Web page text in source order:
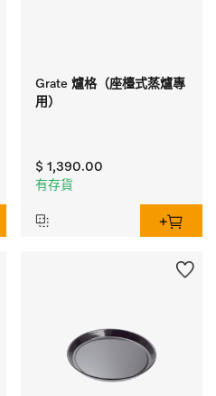
Grate 爐格（座檯式蒸爐專
用）
$ 1,390.00
有存貨